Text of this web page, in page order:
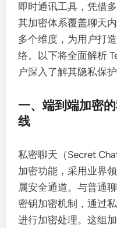
即时通讯工具，凭借
其加密体系覆盖聊天
多个维度，为用户打
络。以下将全面解析
户深入了解其隐私保护
一、端到端加密
线
私密聊天（Secret
加密功能，采用业界
属安全通道。与普通
密钥加密机制，通过
进行加密处理。这组